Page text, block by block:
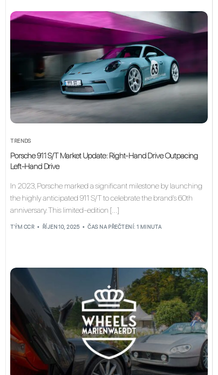
TRENDS
Porsche 911 S/T Market Update: Right-Hand Drive Outpacing
Left-Hand Drive
In 2023, Porsche marked a significant milestone by launching
the highly anticipated 911 S/T to celebrate the brand’s 60th
anniversary. This limited-edition […]
TÝM CCR ŘÍJEN 10, 2025 ČAS NA PŘEČTENÍ: 1 MINUTA